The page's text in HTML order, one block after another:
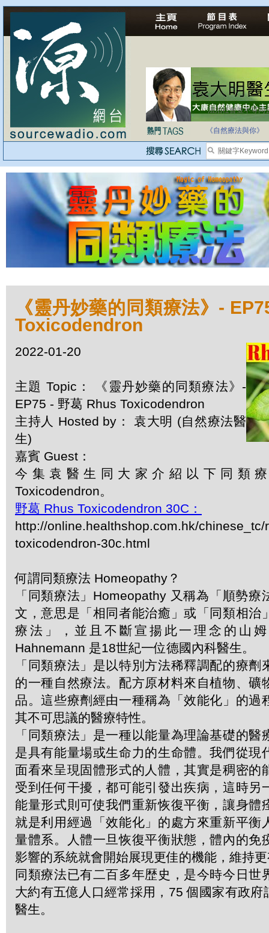
法治社會並不等同
自家教育合法化-
《自然療法與你》
《靈丹妙藥的同類療法》-
Toxicodendron
2022-01-20
主題 Topic： 《靈丹妙藥的同類療法》-
EP75 - 野葛 Rhus Toxicodendron
主持人 Hosted by： 袁大明 (自然療法醫
生)
嘉賓 Guest：
今集袁醫生同大家介紹以下同類
Toxicodendron。
野葛 Rhus Toxicodendron 30C：
http://online.healthshop.com.hk/chinese_tc/
toxicodendron-30c.html
何謂同類療法 Homeopathy？
「同類療法」Homeopathy 又稱為「順勢療
文，意思是「相同者能治癒」或「同類相治
療法」，並且不斷宣揚此一理念的山
Hahnemann 是18世紀一位德國內科醫生。
「同類療法」是以特別方法稀釋調配的療劑
的一種自然療法。配方原材料來自植物、礦
品。這些療劑經由一種稱為「效能化」的過
其不可思議的醫療特性。
「同類療法」是一種以能量為理論基礎的醫
是具有能量場或生命力的生命體。我們從現
面看來呈現固體形式的人體，其實是稠密的
受到任何干擾，都可能引發出疾病，這時另
能量形式則可使我們重新恢復平衡，讓身體
就是利用經過「效能化」的處方來重新平衡
量體系。人體一旦恢復平衡狀態，體內的免
影響的系統就會開始展現更佳的機能，維持
同類療法已有二百多年歴史，是今時今日世
大約有五億人口經常採用，75 個國家有政府
醫生。